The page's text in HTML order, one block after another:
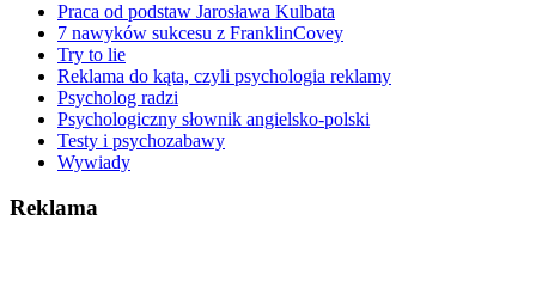
Praca od podstaw Jarosława Kulbata
7 nawyków sukcesu z FranklinCovey
Try to lie
Reklama do kąta, czyli psychologia reklamy
Psycholog radzi
Psychologiczny słownik angielsko-polski
Testy i psychozabawy
Wywiady
Reklama